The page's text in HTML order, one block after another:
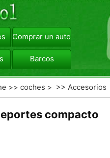
Comprar un automóvil
Barcos
>>coches > >>Accesorios
compacto